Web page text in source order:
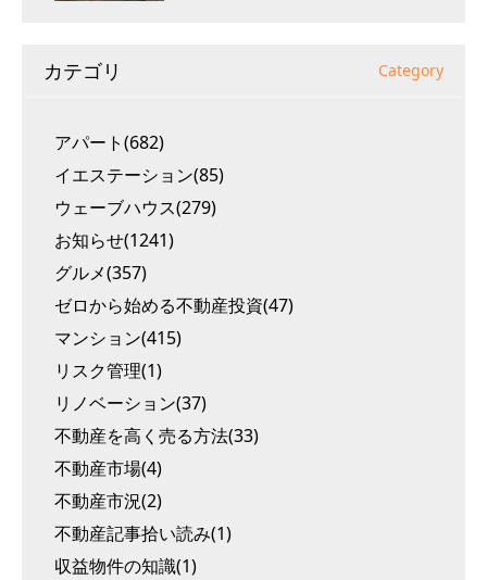
カテゴリ Category
アパート(682)
イエステーション(85)
ウェーブハウス(279)
お知らせ(1241)
グルメ(357)
ゼロから始める不動産投資(47)
マンション(415)
リスク管理(1)
リノベーション(37)
不動産を高く売る方法(33)
不動産市場(4)
不動産市況(2)
不動産記事拾い読み(1)
収益物件の知識(1)